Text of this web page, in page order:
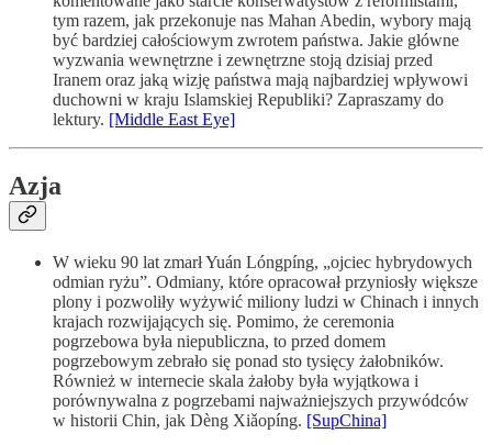
tym razem, jak przekonuje nas Mahan Abedin, wybory mają
być bardziej całościowym zwrotem państwa. Jakie główne
wyzwania wewnętrzne i zewnętrzne stoją dzisiaj przed
Iranem oraz jaką wizję państwa mają najbardziej wpływowi
duchowni w kraju Islamskiej Republiki? Zapraszamy do
lektury. [Middle East Eye]
Azja
W wieku 90 lat zmarł Yuán Lóngpíng, „ojciec hybrydowych
odmian ryżu”. Odmiany, które opracował przyniosły większe
plony i pozwoliły wyżywić miliony ludzi w Chinach i innych
krajach rozwijających się. Pomimo, że ceremonia
pogrzebowa była niepubliczna, to przed domem
pogrzebowym zebrało się ponad sto tysięcy żałobników.
Również w internecie skala żałoby była wyjątkowa i
porównywalna z pogrzebami najważniejszych przywódców
w historii Chin, jak Dèng Xiǎopíng. [SupChina]